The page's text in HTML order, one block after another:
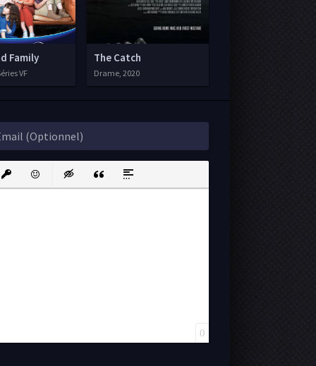
Family
VF
The Catch
Drame, 2020
protected link
EmoticonsInsert hidden text
Insert QuoteInsert spoiler
0